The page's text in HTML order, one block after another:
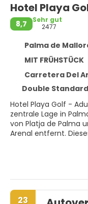
Hotel Playa
8,7
Sehr gut
2477
Palma de
MIT FRÜHSTÜCK
Carretera Del Arenal
Double
Hotel Playa Golf -
zentrale Lage in
von Platja de Palma
Arenal entfernt. Dieses Hotel in Strandnähe ist 18,3 km von
Gönn dir einen
Massagen bietet.
Einrichtungen an:
und Außenpool.
23